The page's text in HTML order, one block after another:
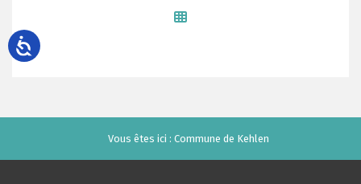
Vous êtes ici : Commune de Kehlen